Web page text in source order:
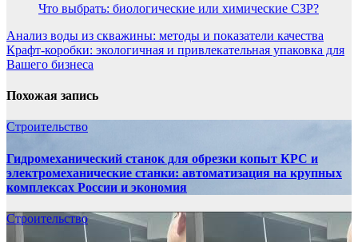
Что выбрать: биологические или химические СЗР?
Навигация
по
Анализ воды из скважины: методы и показатели качества
Крафт-коробки: экологичная и привлекательная упаковка для
Вашего бизнеса
Похожая запись
Строительство
Гидромеханический станок для обрезки копыт КРС и
электромеханические станки: автоматизация на крупных
комплексах России и экономия
Строительство